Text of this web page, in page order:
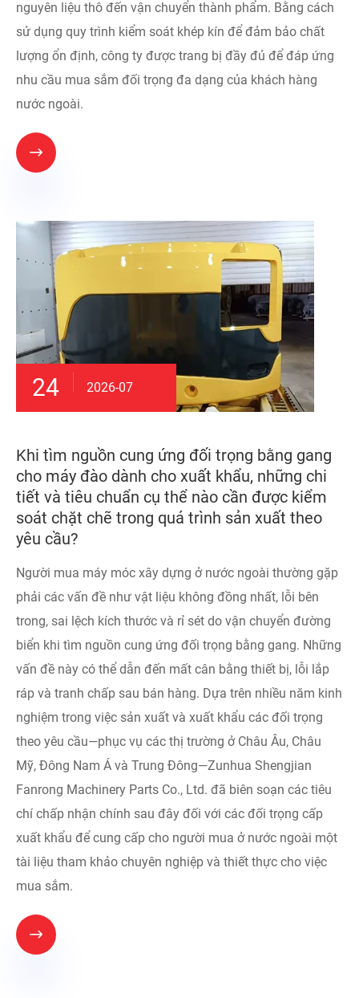
nguyên liệu thô đến vận chuyển thành phẩm. Bằng cách
sử dụng quy trình kiểm soát khép kín để đảm bảo chất
lượng ổn định, công ty được trang bị đầy đủ để đáp ứng
nhu cầu mua sắm đối trọng đa dạng của khách hàng
nước ngoài.

24 2026-07
Khi tìm nguồn cung ứng đối trọng bằng gang
cho máy đào dành cho xuất khẩu, những chi
tiết và tiêu chuẩn cụ thể nào cần được kiểm
soát chặt chẽ trong quá trình sản xuất theo
yêu cầu?
Người mua máy móc xây dựng ở nước ngoài thường gặp
phải các vấn đề như vật liệu không đồng nhất, lỗi bên
trong, sai lệch kích thước và rỉ sét do vận chuyển đường
biển khi tìm nguồn cung ứng đối trọng bằng gang. Những
vấn đề này có thể dẫn đến mất cân bằng thiết bị, lỗi lắp
ráp và tranh chấp sau bán hàng. Dựa trên nhiều năm kinh
nghiệm trong việc sản xuất và xuất khẩu các đối trọng
theo yêu cầu—phục vụ các thị trường ở Châu Âu, Châu
Mỹ, Đông Nam Á và Trung Đông—Zunhua Shengjian
Fanrong Machinery Parts Co., Ltd. đã biên soạn các tiêu
chí chấp nhận chính sau đây đối với các đối trọng cấp
xuất khẩu để cung cấp cho người mua ở nước ngoài một
tài liệu tham khảo chuyên nghiệp và thiết thực cho việc
mua sắm.
